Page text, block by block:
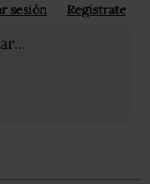
sesión Registrate